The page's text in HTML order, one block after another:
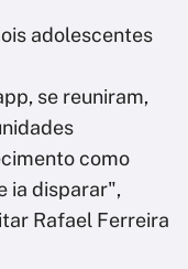
adolescentes
se reuniram,
como
ia disparar",
Rafael Ferreira